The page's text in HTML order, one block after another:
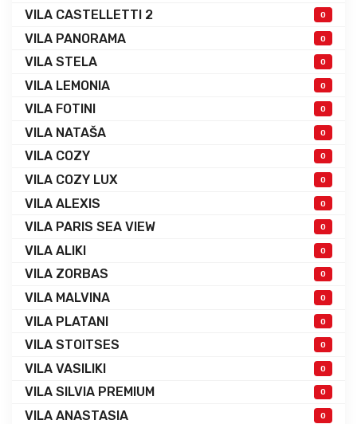
VILA CASTELLETTI 2 0
VILA PANORAMA 0
VILA STELA 0
VILA LEMONIA 0
VILA FOTINI 0
VILA NATAŠA 0
VILA COZY 0
VILA COZY LUX 0
VILA ALEXIS 0
VILA PARIS SEA VIEW 0
VILA ALIKI 0
VILA ZORBAS 0
VILA MALVINA 0
VILA PLATANI 0
VILA STOITSES 0
VILA VASILIKI 0
VILA SILVIA PREMIUM 0
VILA ANASTASIA 0